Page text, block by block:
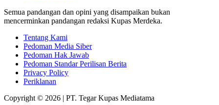
Semua pandangan dan opini yang disampaikan bukan
mencerminkan pandangan redaksi Kupas Merdeka.
Tentang Kami
Pedoman Media Siber
Pedoman Hak Jawab
Pedoman Standar Perilisan Berita
Privacy Policy
Periklanan
Copyright © 2026 | PT. Tegar Kupas Mediatama